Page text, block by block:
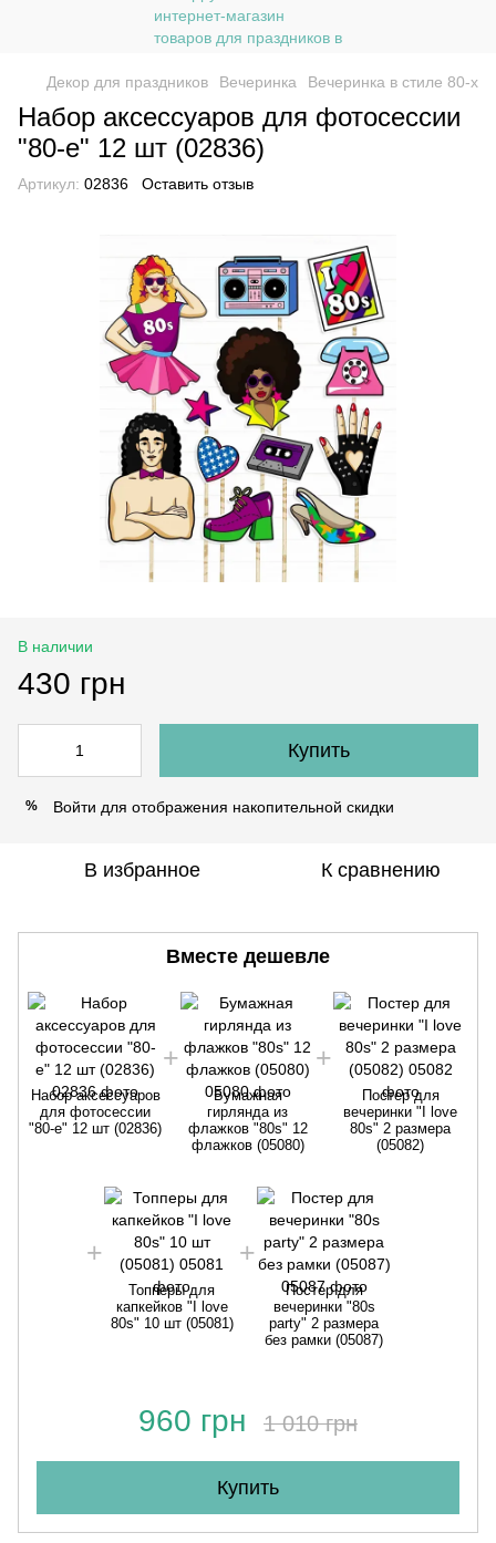
Декор для праздников Вечеринка Вечеринка в стиле 80-х
Набор аксессуаров для фотосессии
"80-е" 12 шт (02836)
Артикул: 02836 Оставить отзыв
В наличии
430 грн
Купить
% Войти для отображения накопительной скидки
В избранное К сравнению
Вместе дешевле
Набор аксессуаров
для фотосессии
"80-е" 12 шт (02836)
Бумажная
гирлянда из
флажков "80s" 12
флажков (05080)
Постер для
вечеринки "I love
80s" 2 размера
(05082)
Топперы для
капкейков "I love
80s" 10 шт (05081)
Постер для
вечеринки "80s
party" 2 размера
без рамки (05087)
960 грн 1 010 грн
Купить